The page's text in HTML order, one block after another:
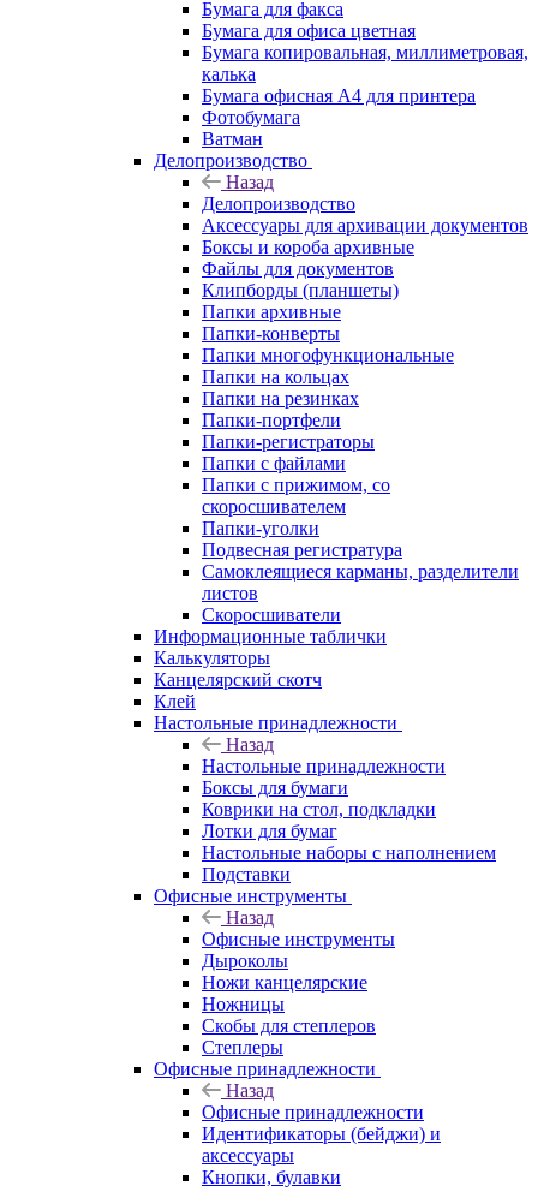
Бумага для факса
Бумага для офиса цветная
Бумага копировальная, миллиметровая,
калька
Бумага офисная А4 для принтера
Фотобумага
Ватман
Делопроизводство
Назад
Делопроизводство
Аксессуары для архивации документов
Боксы и короба архивные
Файлы для документов
Клипборды (планшеты)
Папки архивные
Папки-конверты
Папки многофункциональные
Папки на кольцах
Папки на резинках
Папки-портфели
Папки-регистраторы
Папки с файлами
Папки с прижимом, со
скоросшивателем
Папки-уголки
Подвесная регистратура
Самоклеящиеся карманы, разделители
листов
Скоросшиватели
Информационные таблички
Калькуляторы
Канцелярский скотч
Клей
Настольные принадлежности
Назад
Настольные принадлежности
Боксы для бумаги
Коврики на стол, подкладки
Лотки для бумаг
Настольные наборы с наполнением
Подставки
Офисные инструменты
Назад
Офисные инструменты
Дыроколы
Ножи канцелярские
Ножницы
Скобы для степлеров
Степлеры
Офисные принадлежности
Назад
Офисные принадлежности
Идентификаторы (бейджи) и
аксессуары
Кнопки, булавки